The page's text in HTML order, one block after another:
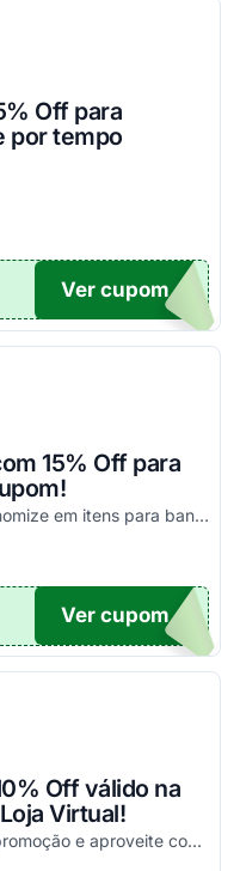
Off para
por tempo
CRIN
Ver cupom
15% Off para
Consulte condições no site e economize em itens para banheiro selecionados!
RO15
Ver cupom
Off válido na
Virtual!
Confira todos os detalhes dessa promoção e aproveite com as melhores vantagens possíveis!